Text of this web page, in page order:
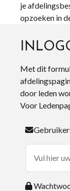
je
opzoeken in
Met dit
door leden
Voor